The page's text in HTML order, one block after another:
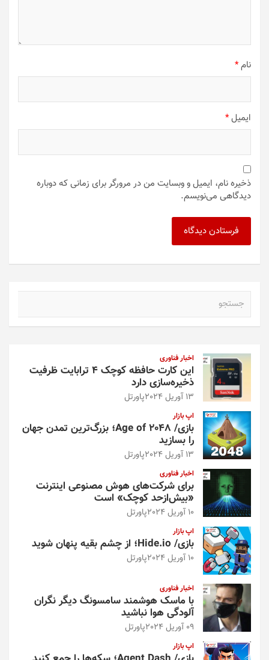
نام*
ایمیل*
ذخیره نام، ایمیل و وبسایت من در مرورگر برای زمانی که دوباره
دیدگاهی می‌نویسم.
اخبار فناوری
این کارت حافظه کوچک ۴ ترابایت ظرفیت
ذخیره‌سازی دارد
13 آوریل 2024 پاورتل
اپ بازار
بازی/ Age of 2048؛ بزرگ‌ترین تمدن جهان
را بسازید
13 آوریل 2024 پاورتل
اخبار فناوری
برای شرکت‌های هوش مصنوعی اینترنت
«بیش‌از‌حد کوچک» است
10 آوریل 2024 پاورتل
اپ بازار
بازی/ Hide.io؛ از چشم بقیه پنهان شوید
10 آوریل 2024 پاورتل
اخبار فناوری
با ماسک هوشمند سامسونگ دیگر نگران
آلودگی هوا نباشید
09 آوریل 2024 پاورتل
اپ بازار